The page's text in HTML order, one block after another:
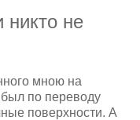
никто не
мною на
был по переводу
поверхности. А